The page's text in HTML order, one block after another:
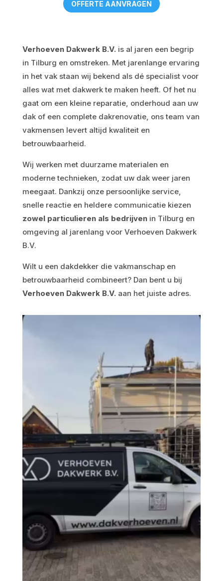
OFFERTE AANVRAGEN
Verhoeven Dakwerk B.V. is al jaren een begrip
in Tilburg en omstreken. Met jarenlange ervaring
in het vak staan wij bekend als dé specialist voor
alles wat met dakwerk te maken heeft. Of het nu
gaat om een kleine reparatie, onderhoud aan uw
dak of een complete dakrenovatie, ons team van
vakmensen levert altijd kwaliteit en
betrouwbaarheid.
Wij werken met duurzame materialen en
moderne technieken, zodat uw dak weer jaren
meegaat. Dankzij onze persoonlijke service,
snelle reactie en heldere communicatie kiezen
zowel particulieren als bedrijvenin Tilburg en
omgeving al jarenlang voor Verhoeven Dakwerk
B.V.
Wilt u een dakdekker die vakmanschap en
betrouwbaarheid combineert? Dan bent u bij
Verhoeven Dakwerk B.V. aan het juiste adres.